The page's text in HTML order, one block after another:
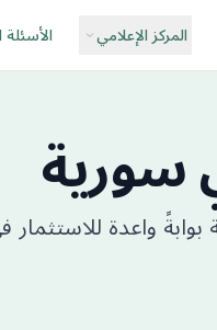
المركز الإعلامي الأسئلة
سورية
واعدة للاستثمار